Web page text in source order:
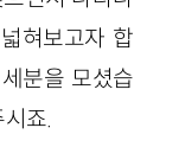
혀보고자 합
분을 모셨습
죠.